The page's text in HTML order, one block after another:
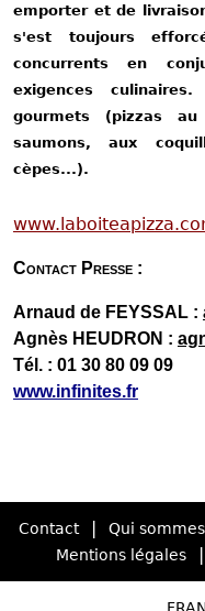
emporter et de
s'est toujours
concurrents en
exigences
gourmets (pizzas
saumons, aux
cèpes...).
Contact Presse :
Arnaud de FEYSSAL :
Agnès HEUDRON :
Tél. : 01 30 80 09 09
www.infinites.fr
Contact | Qui
Mentions légales |